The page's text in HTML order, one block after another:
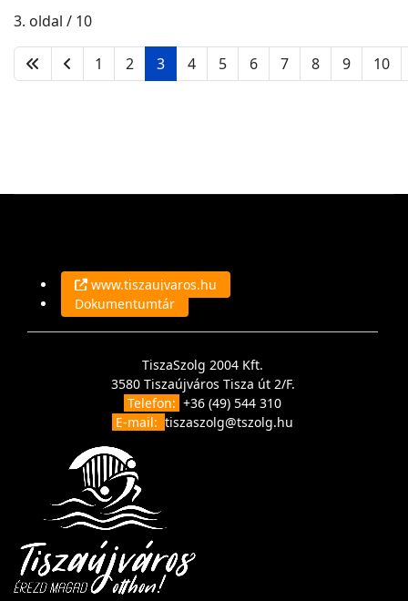
3. oldal / 10
1 2 3 4 5 6 7 8 9 10
www.tiszaujvaros.hu
Dokumentumtár
TiszaSzolg 2004 Kft.
3580 Tiszaújváros Tisza út 2/F.
Telefon: +36 (49) 544 310
E-mail: tiszaszolg@tszolg.hu